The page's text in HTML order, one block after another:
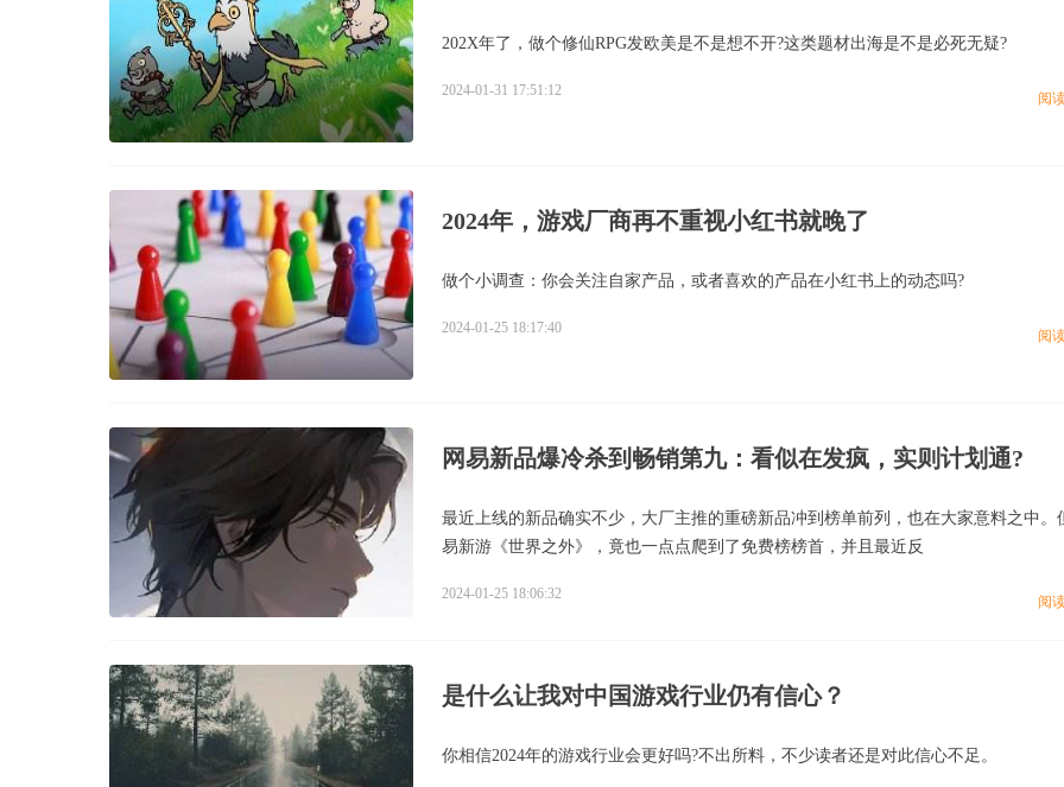
202X年了，做个修仙RPG发欧美是不是想不开?这类题材出海是不是必死无疑?
2024-01-31 17:51:12 阅
2024年，游戏厂商再不重视小红书就晚了
做个小调查：你会关注自家产品，或者喜欢的产品在小红书上的动态吗?
2024-01-25 18:17:40 阅
网易新品爆冷杀到畅销第九：看似在发疯，实则计划通?
最近上线的新品确实不少，大厂主推的重磅新品冲到榜单前列，也在大家意料之中。
易新游《世界之外》，竟也一点点爬到了免费榜榜首，并且最近反
2024-01-25 18:06:32 阅
是什么让我对中国游戏行业仍有信心？
你相信2024年的游戏行业会更好吗?不出所料，不少读者还是对此信心不足。